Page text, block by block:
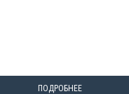
ПОДРОБНЕЕ